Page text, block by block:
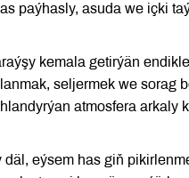
paýhasly, asuda we içki
kemala getirýän
seljermek we sorag
atmosfera arkaly
däl, eýsem has giň